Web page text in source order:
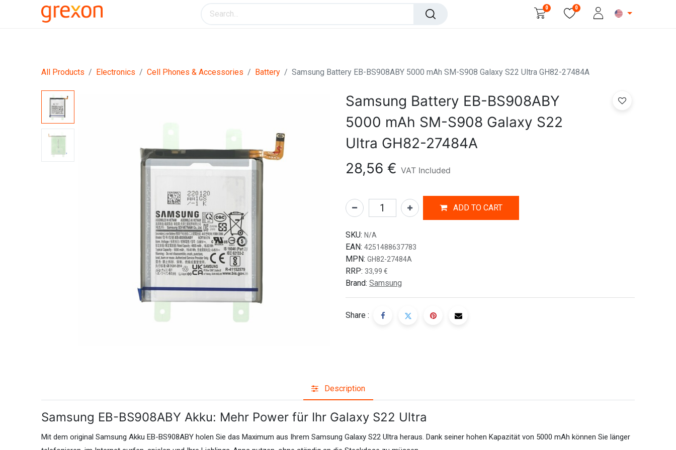
0 0
All Products Electronics Cell Phones & Accessories Battery Samsung Battery EB-BS908ABY 5000 mAh SM-S908 Galaxy S22 Ultra GH82-27484A
Samsung Battery EB-BS908ABY
5000 mAh SM-S908 Galaxy S22
Ultra GH82-27484A
28,56 € VAT Included
ADD TO CART
SKU: N/A
EAN: 4251488637783
MPN: GH82-27484A
RRP: 33,99 €
Brand: Samsung
Share :
Description
Samsung EB-BS908ABY Akku: Mehr Power für Ihr Galaxy S22 Ultra
Mit dem original Samsung Akku EB-BS908ABY holen Sie das Maximum aus Ihrem Samsung Galaxy S22 Ultra heraus. Dank seiner hohen Kapazität von 5000 mAh können Sie länger